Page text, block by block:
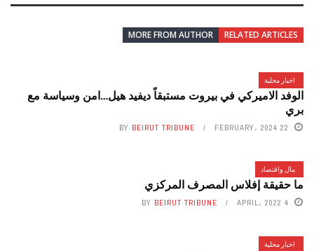
RELATED ARTICLES
MORE FROM AUTHOR
اخبار محلية
الوفد الاميركي في بيروت مستبقاً ديفيد هيل…امن وسياسة مع
بري
22 FEBRUARY، 2024 BY BEIRUT TRIBUNE
مال واقتصاد
ما حقيقة إفلاس المصرف المركزي
4 APRIL، 2022 BY BEIRUT TRIBUNE
اخبار محلية